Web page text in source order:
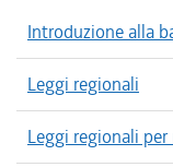
Introduzione alla
Leggi regionali
Leggi regionali